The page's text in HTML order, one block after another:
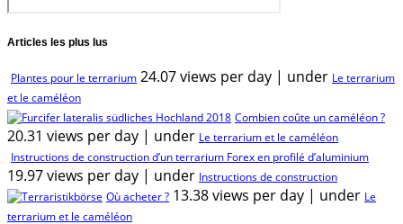
Articles les plus lus
Plantes pour le terrarium 24.07 views per day | under Le terrarium
et le caméléon
Combien coûte un caméléon ?
20.31 views per day | under Le terrarium et le caméléon
Instructions de construction d’un terrarium Forex en profilé d’aluminium
19.97 views per day | under Instructions de construction
Où acheter ? 13.38 views per day | under Le
terrarium et le caméléon